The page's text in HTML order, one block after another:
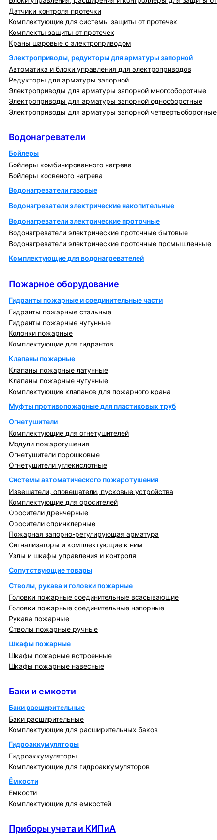
Датчики контроля протечки
Комплектующие для системы защиты от протечек
Комплекты защиты от протечек
Краны шаровые с электроприводом
Электроприводы, редукторы для арматуры запорной
Автоматика и блоки управления для электроприводов
Редукторы для арматуры запорной
Электроприводы для арматуры запорной многооборотные
Электроприводы для арматуры запорной однооборотные
Электроприводы для арматуры запорной четвертьоборотные
Водонагреватели
Бойлеры
Бойлеры комбинированного нагрева
Бойлеры косвеного нагрева
Водонагреватели газовые
Водонагреватели электрические накопительные
Водонагреватели электрические проточные
Водонагреватели электрические проточные бытовые
Водонагреватели электрические проточные промышленные
Комплектующие для водонагревателей
Пожарное оборудование
Гидранты пожарные и соединительные части
Гидранты пожарные стальные
Гидранты пожарные чугунные
Колонки пожарные
Комплектующие для гидрантов
Клапаны пожарные
Клапаны пожарные латунные
Клапаны пожарные чугунные
Комплектующие клапанов для пожарного крана
Муфты противопожарные для пластиковых труб
Огнетушители
Комплектующие для огнетушителей
Модули пожаротушения
Огнетушители порошковые
Огнетушители углекислотные
Системы автоматического пожаротушения
Извещатели, оповещатели, пусковые устройства
Комплектующие для оросителей
Оросители дренчерные
Оросители спринклерные
Пожарная запорно-регулирующая арматура
Сигнализаторы и комплектующие к ним
Узлы и шкафы управления и контроля
Сопутствующие товары
Стволы, рукава и головки пожарные
Головки пожарные соединительные всасывающие
Головки пожарные соединительные напорные
Рукава пожарные
Стволы пожарные ручные
Шкафы пожарные
Шкафы пожарные встроенные
Шкафы пожарные навесные
Баки и емкости
Баки расширительные
Баки расширительные
Комплектующие для расширительных баков
Гидроаккумуляторы
Гидроаккумуляторы
Комплектующие для гидроаккумуляторов
Ёмкости
Емкости
Комплектующие для емкостей
Приборы учета и КИПиА